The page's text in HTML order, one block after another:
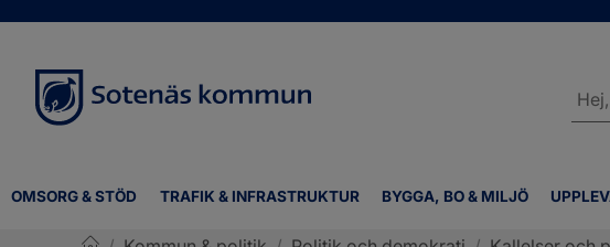
OMSORG & STÖD TRAFIK & INFRASTRUKTUR BYGGA, BO & MILJÖ